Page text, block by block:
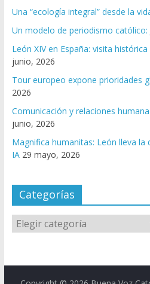
Una “ecología integral” desde la
Un modelo de periodismo católico:
León XIV en España: visita
junio, 2026
Tour europeo expone prioridades
2026
Comunicación y relaciones
junio, 2026
Magnifica humanitas: León lleva la
IA 29 mayo, 2026
Categorías